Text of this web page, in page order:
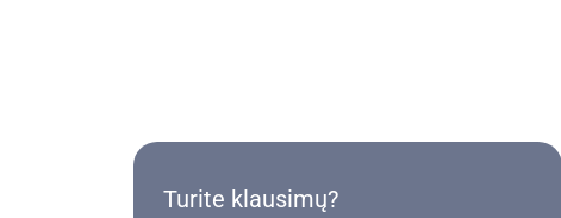
Turite klausimų?